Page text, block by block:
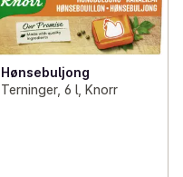
Hønsebuljong
Terninger, 6 l, Knorr